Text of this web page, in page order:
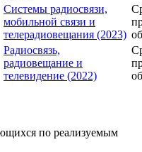
Системы радиосвязи,
мобильной связи и
телерадиовещания (2023)
Радиосвязь,
радиовещание и
телевидение (2022)
по реализуемым